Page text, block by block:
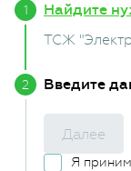
Найдите
ТСЖ
Введите
Далее
Я